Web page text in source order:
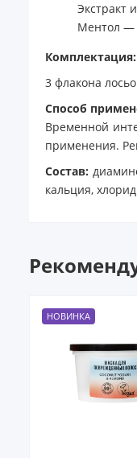
Экстракт
Ментол —
Комплектация:
3 флакона
Способ
Временной
применения.
Состав:
кальция,
НОВИНКА